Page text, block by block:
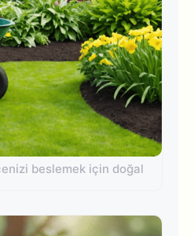
beslemek için doğal